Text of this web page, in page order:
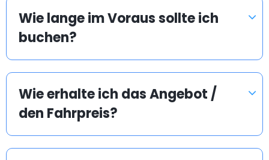
Wie lange im Voraus sollte ich
buchen?
Wie erhalte ich das Angebot /
den Fahrpreis?